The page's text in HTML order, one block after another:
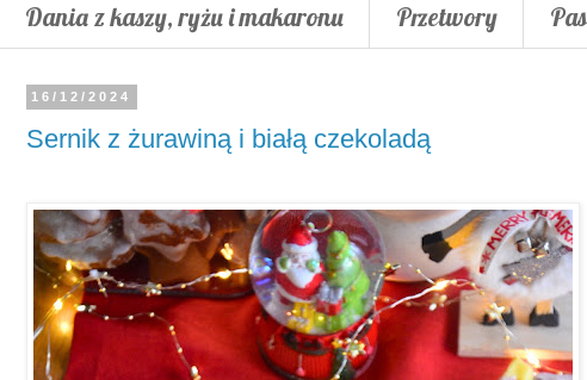
Dania z kaszy, ryżu i makaronu Przetwory
16/12/2024
Sernik z żurawiną i białą czekoladą